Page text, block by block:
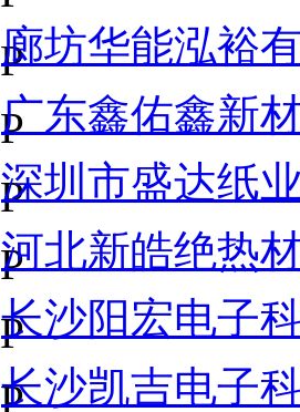
廊坊华能泓裕
广东鑫佑鑫新
深圳市盛达纸
河北新皓绝热
长沙阳宏电子
长沙凯吉电子